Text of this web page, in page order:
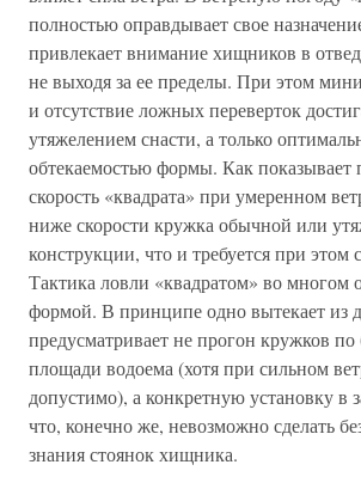
полностью оправдывает свое
привлекает внимание хищников в
не выходя за ее пределы. При этом
и отсутствие ложных переверток
утяжелением снасти, а только
обтекаемостью формы. Как показывает
скорость «квадрата» при умеренном
ниже скорости кружка обычной или
конструкции, что и требуется при этом
Тактика ловли «квадратом» во многом
формой. В принципе одно вытекает из
предусматривает не прогон кружков
площади водоема (хотя при сильном
допустимо), а конкретную установку в
что, конечно же, невозможно сделать
знания стоянок хищника.